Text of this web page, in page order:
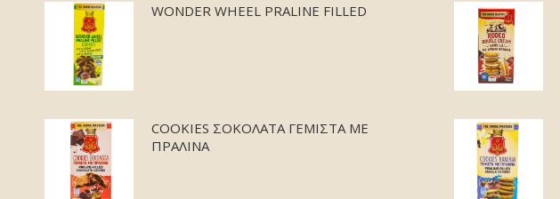
WONDER WHEEL PRALINE FILLED
COOKIES ΣΟΚΟΛΑΤΑ ΓΕΜΙΣΤΑ ΜΕ
ΠΡΑΛΙΝΑ